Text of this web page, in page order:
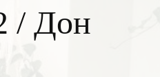
/ Дон